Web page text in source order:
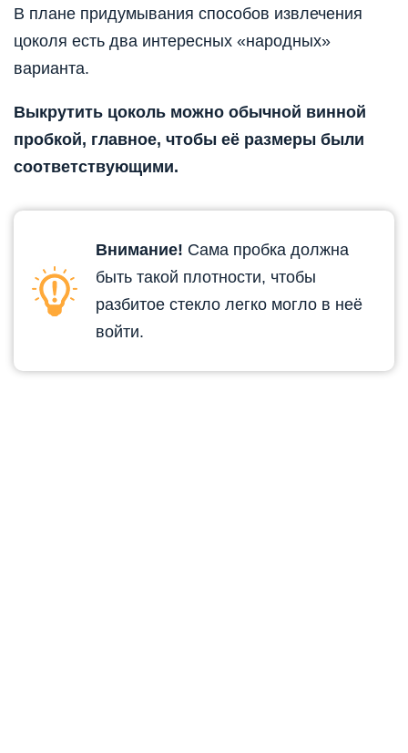
В плане придумывания способов извлечения
цоколя есть два интересных «народных»
варианта.
Выкрутить цоколь можно обычной винной
пробкой, главное, чтобы её размеры были
соответствующими.
Внимание! Сама пробка должна
быть такой плотности, чтобы
разбитое стекло легко могло в неё
войти.